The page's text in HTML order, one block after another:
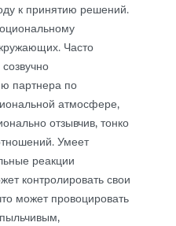
к принятию решений.
Часто
партнера по
атмосфере,
отзывчив, тонко
Умеет
реакции
контролировать свои
может провоцировать